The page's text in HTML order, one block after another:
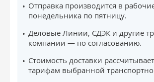
Отправка производится в
понедельника по пятницу.
Деловые Линии, СДЭК и другие
компании — по согласованию.
Стоимость доставки
тарифам выбранной